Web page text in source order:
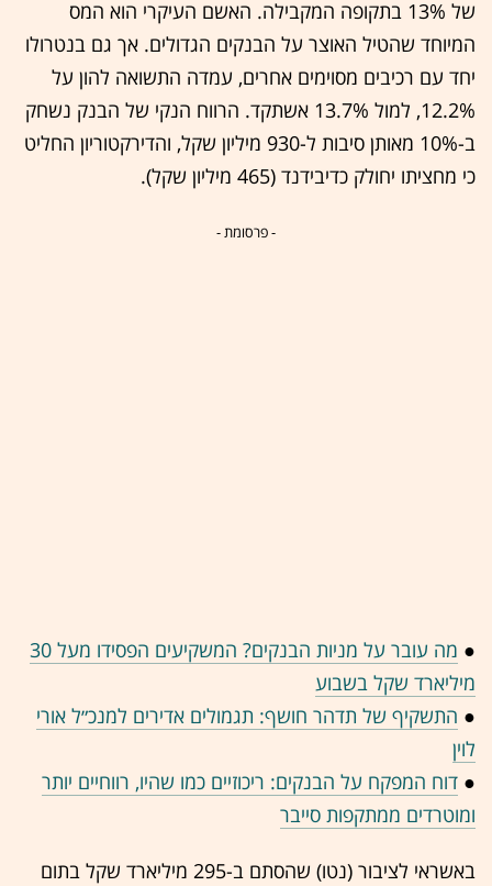
של 13% בתקופה המקבילה. האשם העיקרי הוא המס
המיוחד שהטיל האוצר על הבנקים הגדולים. אך גם בנטרולו
יחד עם רכיבים מסוימים אחרים, עמדה התשואה להון על
12.2%, למול 13.7% אשתקד. הרווח הנקי של הבנק נשחק
ב-10% מאותן סיבות ל-930 מיליון שקל, והדירקטוריון החליט
כי מחציתו יחולק כדיבידנד (465 מיליון שקל).
- פרסומת -
●
מה עובר על מניות הבנקים? המשקיעים הפסידו מעל 30
מיליארד שקל בשבוע
● התשקיף של תדהר חושף: תגמולים אדירים למנכ״ל אורי
לוין
● דוח המפקח על הבנקים: ריכוזיים כמו שהיו, רווחיים יותר
ומוטרדים ממתקפות סייבר
באשראי לציבור (נטו) שהסתם ב-295 מיליארד שקל בתום